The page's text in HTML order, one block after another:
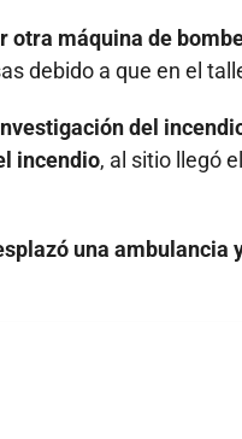
otra máquina de
debido a que en el
del
incendio, al sitio llegó
una ambulancia